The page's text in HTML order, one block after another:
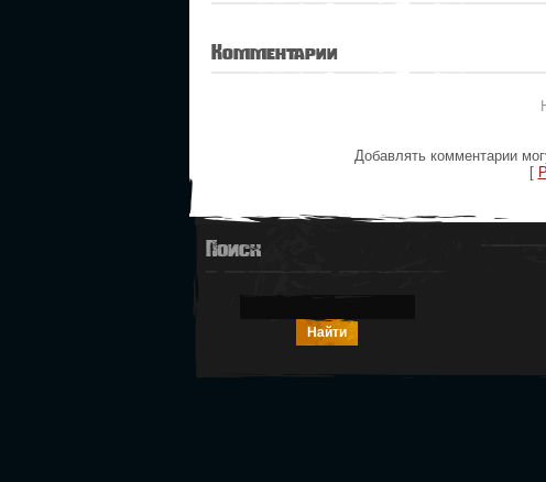
Комментарии
Добавлять комментарии
[
Поиск